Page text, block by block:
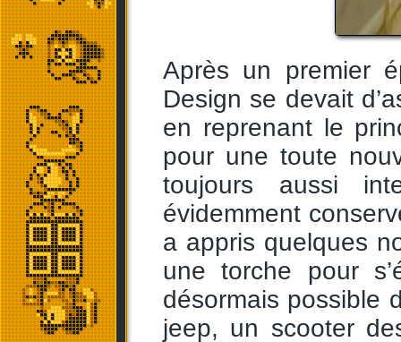
Après un premier
Design se devait
en reprenant le
pour une toute
toujours aussi
évidemment
a appris quelques
une torche pour
désormais possible
jeep, un scooter